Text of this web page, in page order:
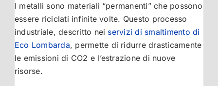
I metalli sono materiali “permanenti” che possono
essere riciclati infinite volte. Questo processo
industriale, descritto nei servizi di smaltimento di
Eco Lombarda, permette di ridurre drasticamente
le emissioni di CO2 e l’estrazione di nuove
risorse.